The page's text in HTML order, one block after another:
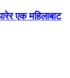
एक महिलाबाट